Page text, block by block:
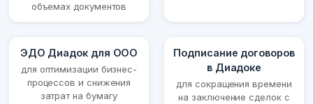
объемах документов
ЭДО Диадок для ООО
для оптимизации бизнес-
процессов и снижения
затрат на бумагу
Подписание договоров
в Диадоке
для сокращения времени
на заключение сделок с